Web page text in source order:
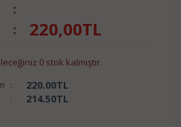
:
: 220,00TL
0 stok kalmıştır.
: 220.00TL
: 214.50TL